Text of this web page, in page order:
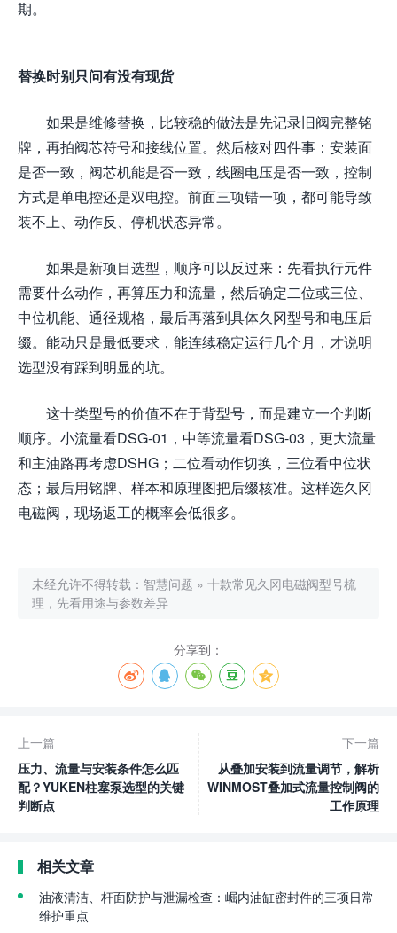
期。
替换时别只问有没有现货
如果是维修替换，比较稳的做法是先记录旧阀完整铭
牌，再拍阀芯符号和接线位置。然后核对四件事：安装面
是否一致，阀芯机能是否一致，线圈电压是否一致，控制
方式是单电控还是双电控。前面三项错一项，都可能导致
装不上、动作反、停机状态异常。
如果是新项目选型，顺序可以反过来：先看执行元件
需要什么动作，再算压力和流量，然后确定二位或三位、
中位机能、通径规格，最后再落到具体久冈型号和电压后
缀。能动只是最低要求，能连续稳定运行几个月，才说明
选型没有踩到明显的坑。
这十类型号的价值不在于背型号，而是建立一个判断
顺序。小流量看DSG-01，中等流量看DSG-03，更大流量
和主油路再考虑DSHG；二位看动作切换，三位看中位状
态；最后用铭牌、样本和原理图把后缀核准。这样选久冈
电磁阀，现场返工的概率会低很多。
未经允许不得转载： 智慧问题 » 十款常见久冈电磁阀型号梳
理，先看用途与参数差异
分享到：
上一篇
压力、流量与安装条件怎么匹
配？YUKEN柱塞泵选型的关键
判断点
下一篇
从叠加安装到流量调节，解析
WINMOST叠加式流量控制阀的
工作原理
相关文章
油液清洁、杆面防护与泄漏检查：崛内油缸密封件的三项日常
维护重点